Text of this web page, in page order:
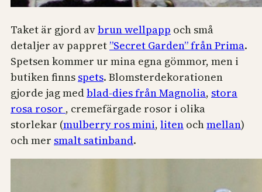
Taket är gjord avbrun wellpapp och små
detaljer av pappret”Secret Garden” från Prima.
Spetsen kommer ur mina egna gömmor, men i
butiken finns spets. Blomsterdekorationen
gjorde jag medblad-dies från Magnolia, stora
rosa rosor , cremefärgade rosor i olika
storlekar (mulberry ros mini, liten ochmellan)
och mer smalt satinband.